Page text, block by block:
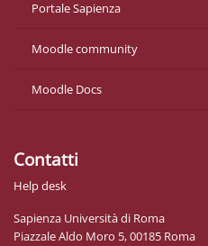
Portale Sapienza
Moodle community
Moodle Docs
Contatti
Help desk
Sapienza Università di Roma
Piazzale Aldo Moro 5, 00185 Roma